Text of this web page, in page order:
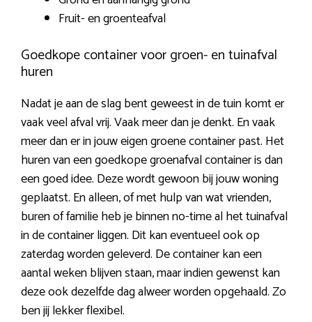
Fruit- en groenteafval
Goedkope container voor groen- en tuinafval
huren
Nadat je aan de slag bent geweest in de tuin komt er
vaak veel afval vrij. Vaak meer dan je denkt. En vaak
meer dan er in jouw eigen groene container past. Het
huren van een goedkope groenafval container is dan
een goed idee. Deze wordt gewoon bij jouw woning
geplaatst. En alleen, of met hulp van wat vrienden,
buren of familie heb je binnen no-time al het tuinafval
in de container liggen. Dit kan eventueel ook op
zaterdag worden geleverd. De container kan een
aantal weken blijven staan, maar indien gewenst kan
deze ook dezelfde dag alweer worden opgehaald. Zo
ben jij lekker flexibel.